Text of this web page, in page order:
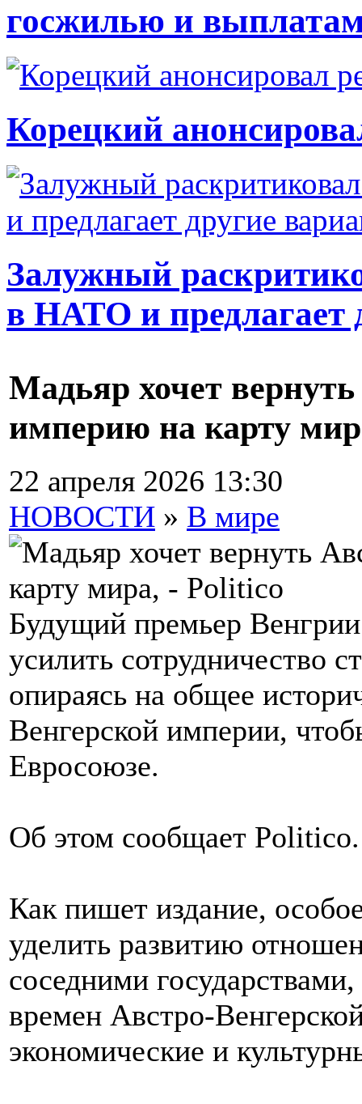
госжилью и
Корецкий
Залужный
в НАТО и предлагает
Мадьяр хочет
империю на карту
22 апреля 2026 13:30
НОВОСТИ » В мире
Будущий премьер
усилить сотрудничество
опираясь на общее
Венгерской империи,
Евросоюзе.
Об этом сообщает Politico.
Как пишет издание,
уделить развитию
соседними
времен Австро-
экономические и